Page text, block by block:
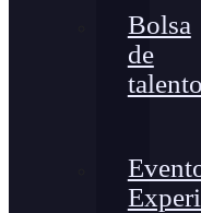
Bolsa
de
talento